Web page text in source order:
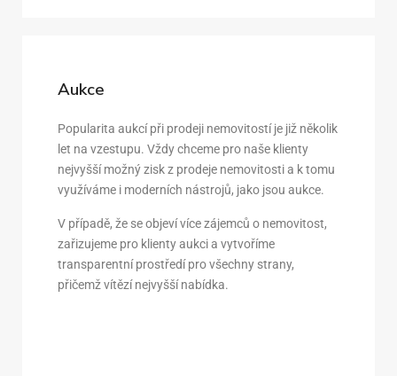
Aukce
Popularita aukcí při prodeji nemovitostí je již několik
let na vzestupu. Vždy chceme pro naše klienty
nejvyšší možný zisk z prodeje nemovitosti a k tomu
využíváme i moderních nástrojů, jako jsou aukce.
V případě, že se objeví více zájemců o nemovitost,
zařizujeme pro klienty aukci a vytvoříme
transparentní prostředí pro všechny strany,
přičemž vítězí nejvyšší nabídka.